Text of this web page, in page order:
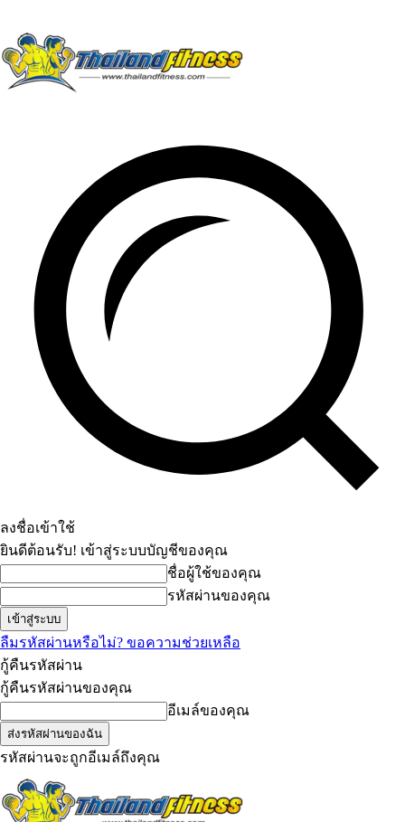
ลงชื่อเข้าใช้
ยินดีต้อนรับ! เข้าสู่ระบบบัญชีของคุณ
ชื่อผู้ใช้ของคุณ
รหัสผ่านของคุณ
ลืมรหัสผ่านหรือไม่? ขอความช่วยเหลือ
กู้คืนรหัสผ่าน
กู้คืนรหัสผ่านของคุณ
อีเมล์ของคุณ
รหัสผ่านจะถูกอีเมล์ถึงคุณ